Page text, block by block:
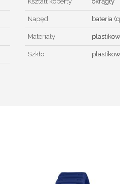
Napęd bateria
Materiały
Szkło